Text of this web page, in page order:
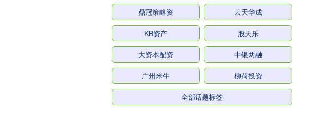
鼎冠策略资 云天华成
KB资产 股天乐
大资本配资 中银两融
广州米牛 柳荷投资
全部话题标签